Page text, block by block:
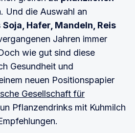
diese Aufgaben wichtig
Ihrer Meinung nach darin
Leistungen, worauf
stolz?
dem Sie merken, dass es
noch ausgesprochen
gern noch einmal sagen
. Und die Auswahl an
Soja, Hafer, Mandeln, Reis
Jahren immer
wie gut sind diese
Gesundheit und
neuen Positionspapier
Gesellschaft für
Pflanzendrinks mit Kuhmilch